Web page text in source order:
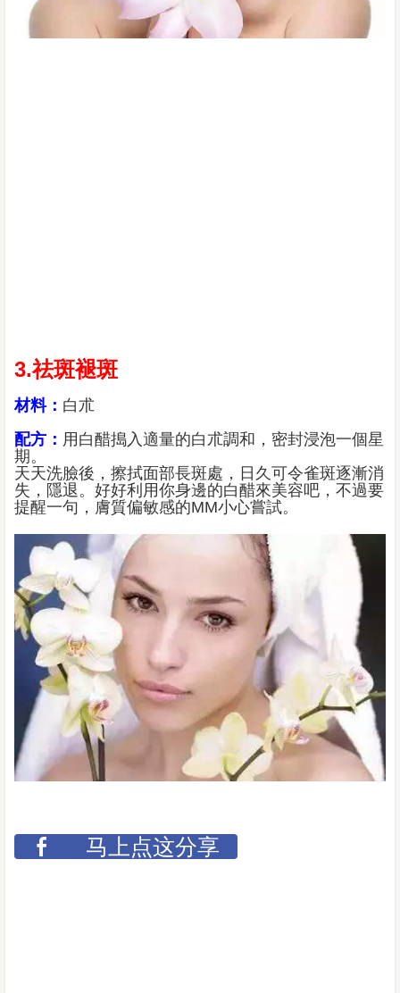
3.祛斑褪斑
材料： 白朮
配方： 用白醋搗入適量的白朮調和，密封浸泡一個星
期。
天天洗臉後，擦拭面部長斑處，日久可令雀斑逐漸消
失，隱退。好好利用你身邊的白醋來美容吧，不過要
提醒一句，膚質偏敏感的MM小心嘗試。
马上点这分享